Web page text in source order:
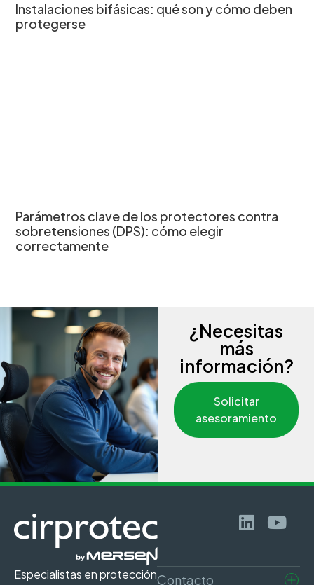
Instalaciones bifásicas: qué son y cómo deben
protegerse
Parámetros clave de los protectores contra
sobretensiones (DPS): cómo elegir
correctamente
¿Necesitas
más
información?
Solicitar
asesoramiento
Especialistas en protecciónContacto